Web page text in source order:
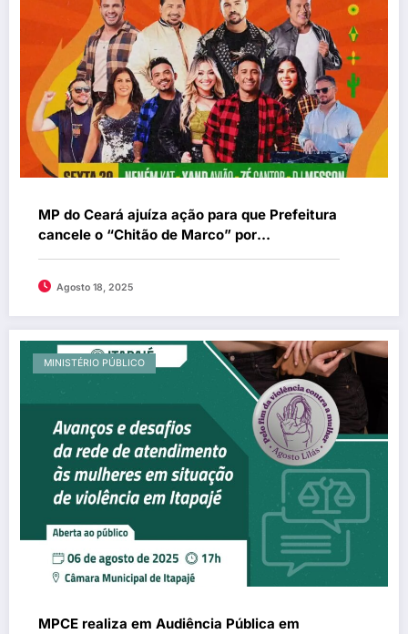
MP do Ceará ajuíza ação para que Prefeitura
cancele o “Chitão de Marco” por
comprometer o equilíbrio orçamentário do
Agosto 18, 2025
MINISTÉRIO PÚBLICO
MPCE realiza em Audiência Pública em